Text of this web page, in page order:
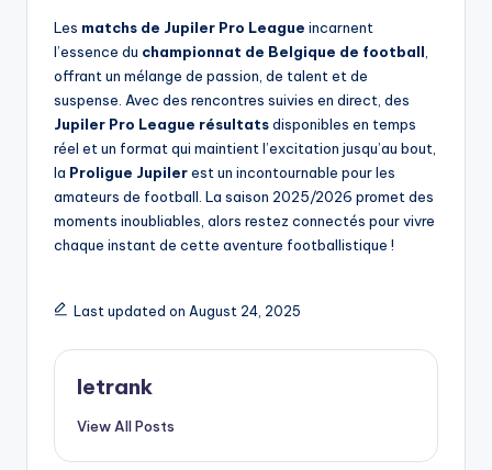
Les matchs de Jupiler Pro League incarnent
l’essence du championnat de Belgique de football
offrant un mélange de passion, de talent et de
suspense. Avec des rencontres suivies en direct, des
Jupiler Pro League résultatsdisponibles en temps
réel et un format qui maintient l’excitation jusqu’au bout,
la Proligue Jupilerest un incontournable pour les
amateurs de football. La saison 2025/2026 promet des
moments inoubliables, alors restez connectés pour vivre
chaque instant de cette aventure footballistique !
Last updated on August 24, 2025
letrank
View All Posts